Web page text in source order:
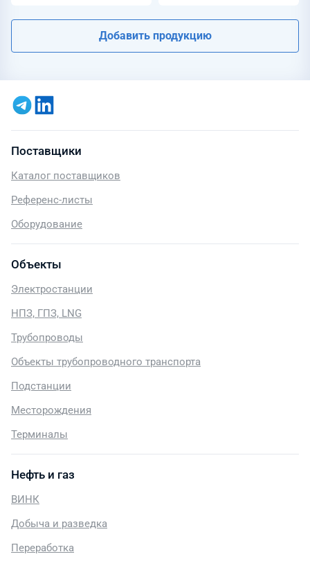
Добавить продукцию
Поставщики
Каталог поставщиков
Референс-листы
Оборудование
Объекты
Электростанции
НПЗ, ГПЗ, LNG
Трубопроводы
Объекты трубопроводного транспорта
Подстанции
Месторождения
Терминалы
Нефть и газ
ВИНК
Добыча и разведка
Переработка